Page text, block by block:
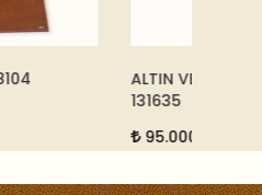
SETİ - KAHVERENGİ -